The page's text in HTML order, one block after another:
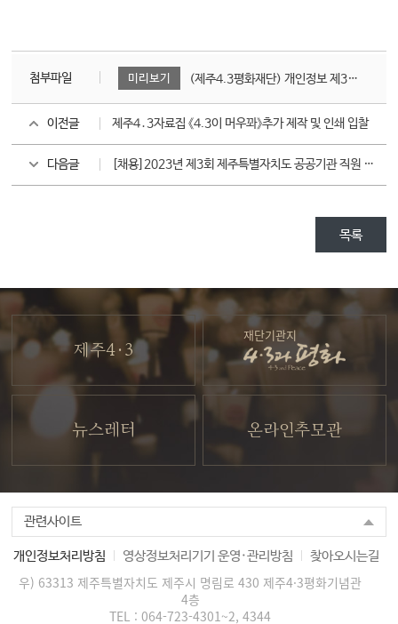
첨부파일 (제주4.3평화재단) 개인정보 제3자 제공 알림 공고문.pdf
미리보기
이전글 제주4․3자료집 《4.3이 머우꽈》추가 제작 및 인쇄 입찰
다음글 [채용]2023년 제3회 제주특별자치도 공공기관 직원 통합채용 서류전형 합격자 및 면접시험 시행계획 공고
목록
제주4·3
재단기관지
뉴스레터 온라인추모관
개인정보처리방침 영상정보처리기기 운영·관리방침 찾아오시는길
관련사이트
우) 63313 제주특별자치도 제주시 명림로 430 제주4·3평화기념관
4층
TEL : 064-723-4301~2, 4344